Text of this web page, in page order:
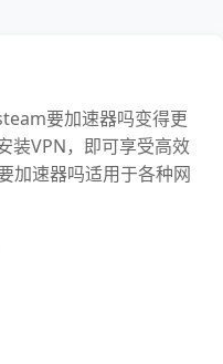
要加速器吗变得更
装VPN，即可享受高效
加速器吗适用于各种网